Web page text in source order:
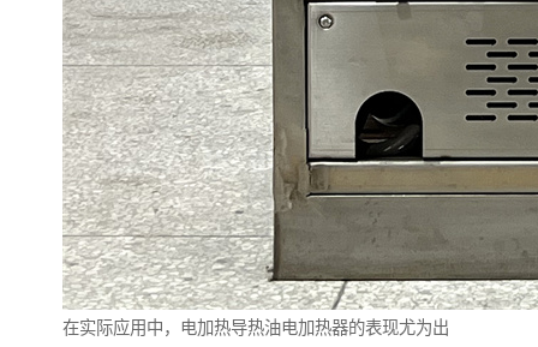
在实际应用中，电加热导热油电加热器的表现尤为出